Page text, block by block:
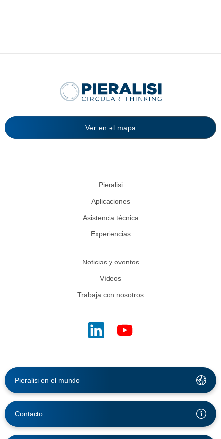
Ver en el mapa
Pieralisi
Aplicaciones
Asistencia técnica
Experiencias
Noticias y eventos
Vídeos
Trabaja con nosotros
Pieralisi en el mundo
Contacto